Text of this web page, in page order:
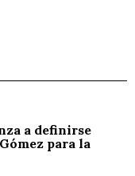
a definirse
para la